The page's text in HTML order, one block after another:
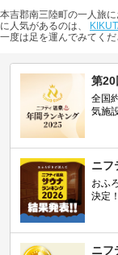
本吉郡南三陸町の一人旅
に人気があるのは、
一度は足を運んでみてくだ
第20
全国
気施
ニフ
おふ
決定！
ニフ